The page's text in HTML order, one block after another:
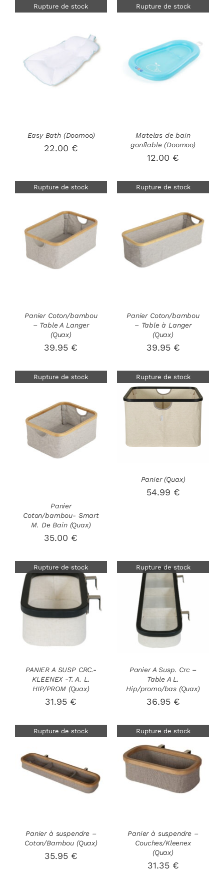
Rupture de stock
Easy Bath (Doomoo)
22.00 €
Rupture de stock
DÉTAILS
Matelas de bain
gonflable (Doomoo)
12.00 €
Rupture de stock
DÉTAILS
Panier Coton/bambou
– Table A Langer
(Quax)
39.95 €
Rupture de stock
DÉTAILS
Panier Coton/bambou
– Table à Langer
(Quax)
39.95 €
Rupture de stock
DÉTAILS
Panier
Coton/bambou- Smart
M. De Bain (Quax)
35.00 €
Rupture de stock
DÉTAILS
Panier (Quax)
54.99 €
Rupture de stock
DÉTAILS
PANIER A SUSP CRC.-
KLEENEX -T. A. L.
HIP/PROM (Quax)
31.95 €
Rupture de stock
DÉTAILS
Panier A Susp. Crc –
Table A L.
Hip/promo/bas (Quax)
36.95 €
Rupture de stock
DÉTAILS
Panier à suspendre –
Coton/Bambou (Quax)
35.95 €
Rupture de stock
DÉTAILS
Panier à suspendre –
Couches/Kleenex
(Quax)
31.35 €